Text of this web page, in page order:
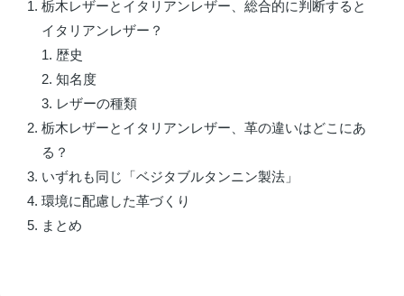
栃木レザーとイタリアンレザー、総合的に判断すると
イタリアンレザー？
歴史
知名度
レザーの種類
栃木レザーとイタリアンレザー、革の違いはどこにあ
る？
いずれも同じ「ベジタブルタンニン製法」
環境に配慮した革づくり
まとめ